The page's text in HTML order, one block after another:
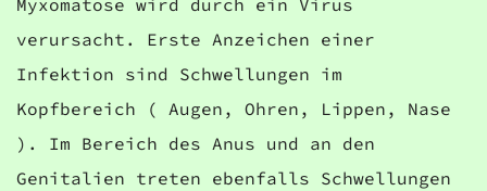
Myxomatose wird durch ein Virus
verursacht. Erste Anzeichen einer
Infektion sind Schwellungen im
Kopfbereich ( Augen, Ohren, Lippen, Nase
). Im Bereich des Anus und an den
Genitalien treten ebenfalls Schwellungen